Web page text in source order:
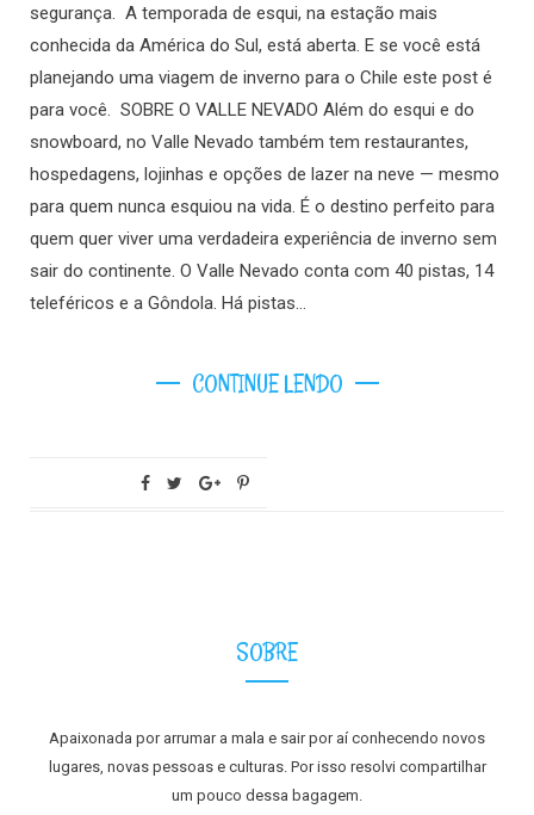
segurança. A temporada de esqui, na estação mais
conhecida da América do Sul, está aberta. E se você está
planejando uma viagem de inverno para o Chile este post é
para você. SOBRE O VALLE NEVADO Além do esqui e do
snowboard, no Valle Nevado também tem restaurantes,
hospedagens, lojinhas e opções de lazer na neve — mesmo
para quem nunca esquiou na vida. É o destino perfeito para
quem quer viver uma verdadeira experiência de inverno sem
sair do continente. O Valle Nevado conta com 40 pistas, 14
teleféricos e a Gôndola. Há pistas…
CONTINUE LENDO
SOBRE
Apaixonada por arrumar a mala e sair por aí conhecendo novos
lugares, novas pessoas e culturas. Por isso resolvi compartilhar
um pouco dessa bagagem.